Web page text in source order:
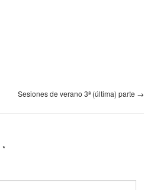
Sesiones de verano 3ª (última) parte →
*